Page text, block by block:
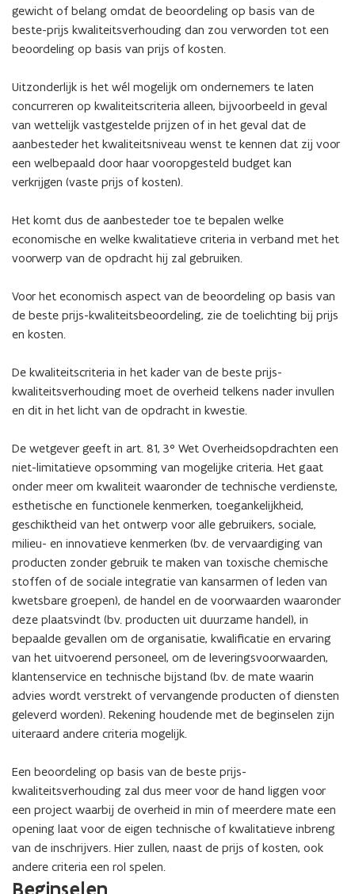
gewicht of belang omdat de beoordeling op basis van de
beste-prijs kwaliteitsverhouding dan zou verworden tot een
beoordeling op basis van prijs of kosten.
Uitzonderlijk is het wél mogelijk om ondernemers te laten
concurreren op kwaliteitscriteria alleen, bijvoorbeeld in geval
van wettelijk vastgestelde prijzen of in het geval dat de
aanbesteder het kwaliteitsniveau wenst te kennen dat zij voor
een welbepaald door haar vooropgesteld budget kan
verkrijgen (vaste prijs of kosten).
Het komt dus de aanbesteder toe te bepalen welke
economische en welke kwalitatieve criteria in verband met het
voorwerp van de opdracht hij zal gebruiken.
Voor het economisch aspect van de beoordeling op basis van
de beste prijs-kwaliteitsbeoordeling, zie de toelichting bij prijs
en kosten.
De kwaliteitscriteria in het kader van de beste prijs-
kwaliteitsverhouding moet de overheid telkens nader invullen
en dit in het licht van de opdracht in kwestie.
De wetgever geeft in art. 81, 3° Wet Overheidsopdrachten een
niet-limitatieve opsomming van mogelijke criteria. Het gaat
onder meer om kwaliteit waaronder de technische verdienste,
esthetische en functionele kenmerken, toegankelijkheid,
geschiktheid van het ontwerp voor alle gebruikers, sociale,
milieu- en innovatieve kenmerken (bv. de vervaardiging van
producten zonder gebruik te maken van toxische chemische
stoffen of de sociale integratie van kansarmen of leden van
kwetsbare groepen), de handel en de voorwaarden waaronder
deze plaatsvindt (bv. producten uit duurzame handel), in
bepaalde gevallen om de organisatie, kwalificatie en ervaring
van het uitvoerend personeel, om de leveringsvoorwaarden,
klantenservice en technische bijstand (bv. de mate waarin
advies wordt verstrekt of vervangende producten of diensten
geleverd worden). Rekening houdende met de beginselen zijn
uiteraard andere criteria mogelijk.
Een beoordeling op basis van de beste prijs-
kwaliteitsverhouding zal dus meer voor de hand liggen voor
een project waarbij de overheid in min of meerdere mate een
opening laat voor de eigen technische of kwalitatieve inbreng
van de inschrijvers. Hier zullen, naast de prijs of kosten, ook
andere criteria een rol spelen.